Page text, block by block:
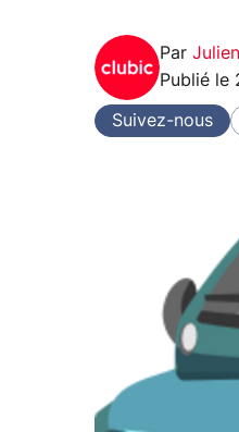
Par
Publié le
Suivez-nous